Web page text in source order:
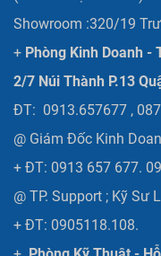
Showroom :320/19
+ Phòng Kinh Doanh -
2/7 Núi Thành P.13
ĐT: 0913.657677 ,
@ Giám Đốc Kinh
+ ĐT: 0913 657 677.
@ TP. Support ; Kỹ Sư
+ ĐT: 0905118.108.